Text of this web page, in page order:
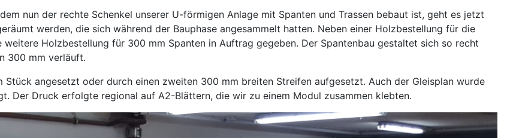
nun der rechte Schenkel unserer U-förmigen Anlage mit Spanten und Trassen bebaut ist, geht es jetzt
werden, die sich während der Bauphase angesammelt hatten. Neben einer Holzbestellung für die
Holzbestellung für 300 mm Spanten in Auftrag gegeben. Der Spantenbau gestaltet sich so recht
300 mm verläuft.
angesetzt oder durch einen zweiten 300 mm breiten Streifen aufgesetzt. Auch der Gleisplan wurde
Der Druck erfolgte regional auf A2-Blättern, die wir zu einem Modul zusammen klebten.